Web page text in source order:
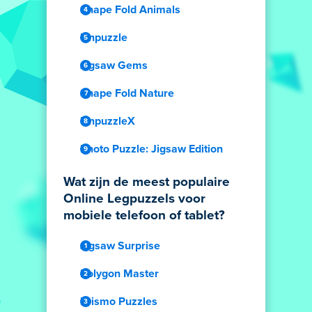
Shape Fold Animals
Unpuzzle
Jigsaw Gems
Shape Fold Nature
UnpuzzleX
Photo Puzzle: Jigsaw Edition
Wat zijn de meest populaire
Online Legpuzzels voor
mobiele telefoon of tablet?
Jigsaw Surprise
Polygon Master
Prismo Puzzles